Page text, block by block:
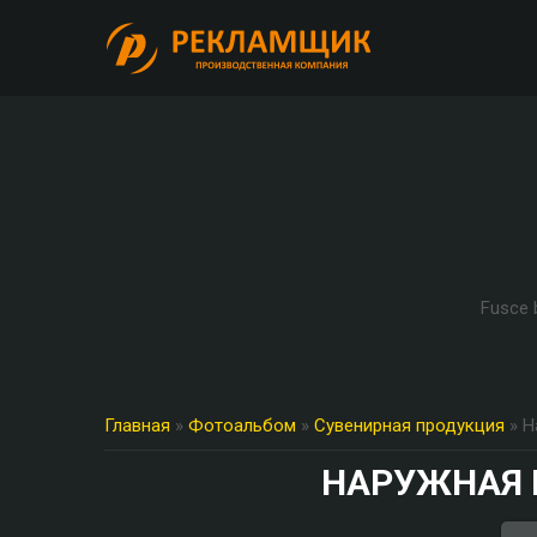
Fusce
Главная » Фотоальбом » Сувенирная продукция »
НАРУЖНАЯ